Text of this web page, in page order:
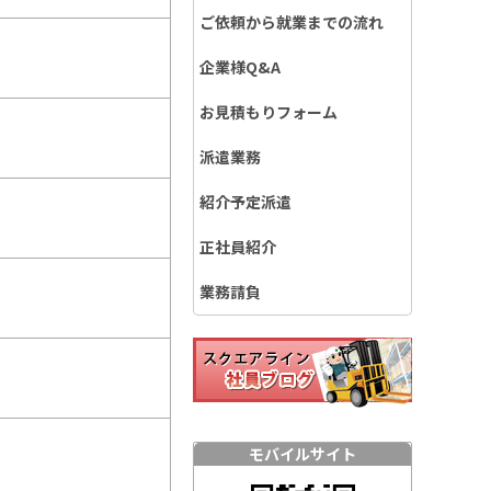
ご依頼から就業までの流れ
企業様Q&A
お見積もりフォーム
派遣業務
紹介予定派遣
正社員紹介
業務請負
モバイルサイト